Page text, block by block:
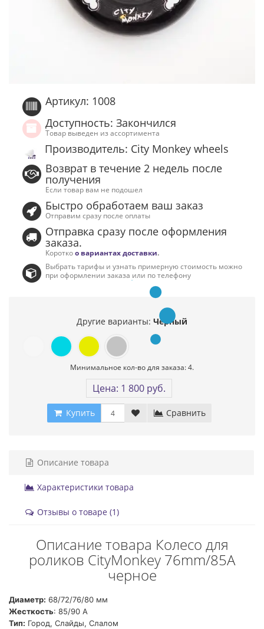
Артикул: 1008
Доступность: Закончился
Товар выведен из ассортимента
Производитель: City Monkey wheels
Возврат в течение 2 недель после
получения
Если товар вам не подошел
Быстро обработаем ваш заказ
Отправим сразу после оплаты
Отправка сразу после оформления
заказа.
Короткоо вариантах доставки.
Выбрать тарифы и узнать примерную стоимость можно
при оформлении заказа или по телефону
Другие варианты: Черный
Минимальное кол-во для заказа: 4.
Цена: 1 800 руб.
Купить Сравнить
Описание товара
Характеристики товара
Отзывы о товаре (1)
Описание товара Колесо для
роликов CityMonkey 76mm/85A
черное
Диаметр: 68/72/76/80 мм
Жесткость: 85/90 А
Тип: Город, Слайды, Слалом